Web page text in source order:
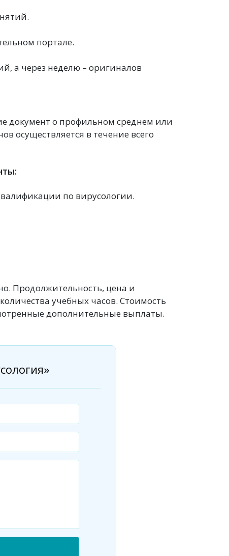
портале.
а через неделю – оригиналов
документ о профильном среднем или
осуществляется в течение всего
по вирусологии.
Продолжительность, цена и
учебных часов. Стоимость
дополнительные выплаты.